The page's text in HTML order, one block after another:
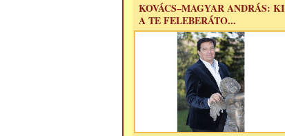
KOVÁCS–MAGYAR ANDRÁS: KI
A TE FELEBERÁTO...